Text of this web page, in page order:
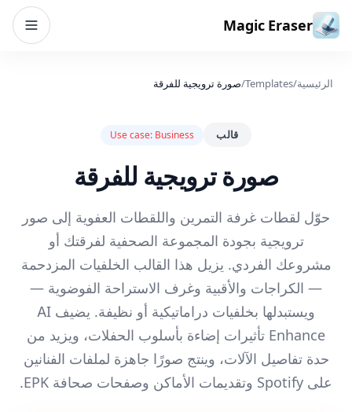
تخطي إلى المحتوى
Magic Eraser
الرئيسية/
Templates
/صورة ترويجية للفرقة
قالب Use case: Business
صورة ترويجية للفرقة
حوّل لقطات غرفة التمرين واللقطات العفوية إلى صور
ترويجية بجودة المجموعة الصحفية لفرقتك أو
مشروعك الفردي. يزيل هذا القالب الخلفيات المزدحمة
— الكراجات والأقبية وغرف الاستراحة الفوضوية —
ويستبدلها بخلفيات دراماتيكية أو نظيفة. يضيف AI
Enhance تأثيرات إضاءة بأسلوب الحفلات، ويزيد من
حدة تفاصيل الآلات، وينتج صورًا جاهزة لملفات الفنانين
على Spotify وتقديمات الأماكن وصفحات صحافة EPK.